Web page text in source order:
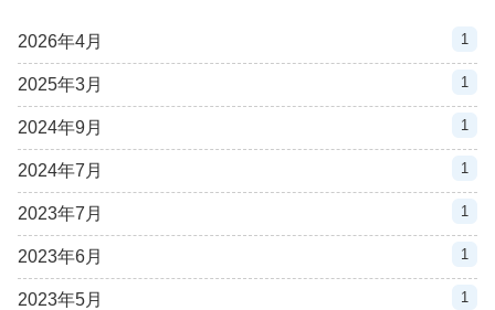
2026年4月 1
2025年3月 1
2024年9月 1
2024年7月 1
2023年7月 1
2023年6月 1
2023年5月 1